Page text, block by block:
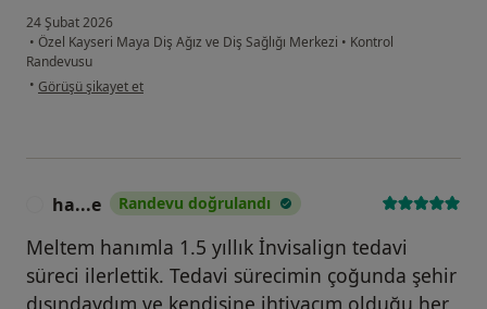
24 Şubat 2026
• Özel Kayseri Maya Diş Ağız ve Diş Sağlığı Merkezi • Kontrol
Randevusu
• kullanıcının görüşüne göre al...
Görüşü şikayet et
ha...e Randevu doğrulandı
Meltem hanımla 1.5 yıllık İnvisalign tedavi
süreci ilerlettik. Tedavi sürecimin çoğunda şehir
dışındaydım ve kendisine ihtiyacım olduğu her